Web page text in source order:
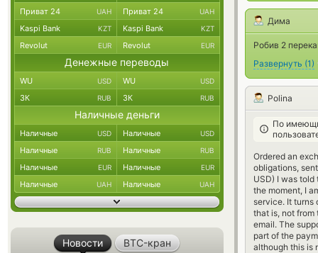
Дима
Робив 2
Развернуть (1)
Polina
По
Ordered an
obligations,
USD) I was
the moment, I
service. It turns
that is, not from
email. The
part of the
although this is
Приват 24 UAH Приват 24 UAH
Kaspi Bank KZT Kaspi Bank KZT
Revolut EUR Revolut EUR
Денежные переводы
WU USD WU USD
ЗК RUB ЗК RUB
Наличные деньги
Наличные USD Наличные USD
Наличные RUB Наличные RUB
Наличные EUR Наличные EUR
Наличные UAH Наличные UAH
Новости BTC-кран